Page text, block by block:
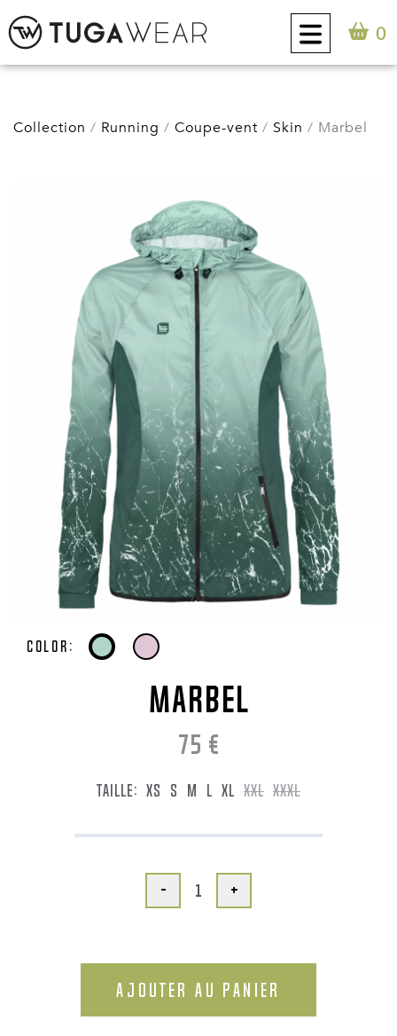
0
FR
Collection Running Coupe-vent Skin Marbel
Color:
MARBEL
75 €
TAILLE: XS S M L XL XXL XXXL
- +
AJOUTER AU PANIER